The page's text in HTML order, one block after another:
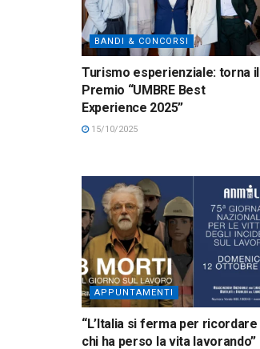
BANDI & CONCORSI
Turismo esperienziale: torna il
Premio “UMBRE Best
Experience 2025”
15/10/2025
APPUNTAMENTI
“L’Italia si ferma per ricordare
chi ha perso la vita lavorando”